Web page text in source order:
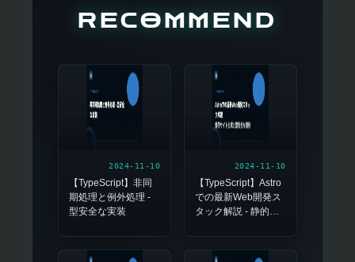
RECOMMEND
2024-11-10
【TypeScript】非同
期処理と例外処理 -
型安全な実装
2024-11-10
【TypeScript】Astro
での最新Web開発ス
タック解説 - 静的サ
開発